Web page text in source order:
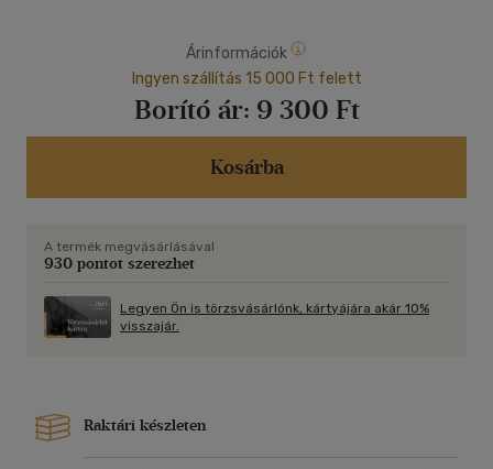
(alvajáró-módosult tudatállapotú) médiumok jelenségeiről.
Grünhut célja a materialista világkép meghaladása volt a
spiritiszta tanokon keresztül, a jelenségeket tudományos
alapossággal, orvosi szemmel igyekezett vizsgálni.
Árinformációk
Ingyen szállítás 15 000 Ft felett
Borító ár: 9 300 Ft
Kosárba
A termék megvásárlásával
930 pontot szerezhet
Legyen Ön is törzsvásárlónk, kártyájára akár 10%
visszajár.
Raktári készleten